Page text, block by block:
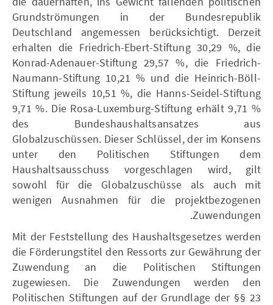
Grundströmungen in der Bundesrepublik
Deutschland angemessen berücksichtigt. Derzeit
erhalten die Friedrich-Ebert-Stiftung 30,29 %, die
Konrad-Adenauer-Stiftung 29,57 %, die Friedrich-
Naumann-Stiftung 10,21 % und die Heinrich-Böll-
Stiftung jeweils 10,51 %, die Hanns-Seidel-Stiftung
9,71 %. Die Rosa-Luxemburg-Stiftung erhält 9,71 %
des Bundeshaushaltsansatzes aus
Globalzuschüssen. Dieser Schlüssel, der im Konsens
unter den Politischen Stiftungen dem
Haushaltsausschuss vorgeschlagen wird, gilt
sowohl für die Globalzuschüsse als auch mit
wenigen Ausnahmen für die projektbezogenen
Zuwendungen.
Mit der Feststellung des Haushaltsgesetzes werden
die Förderungstitel den Ressorts zur Gewährung der
Zuwendung an die Politischen Stiftungen
zugewiesen. Die Zuwendungen werden den
Politischen Stiftungen auf der Grundlage der §§ 23